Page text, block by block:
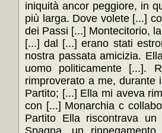
iniquità ancor peggiore, in
più larga. Dove volete [...]
dei Passi [...] Montecitorio,
[...] dal [...] erano stati
nostra passata amicizia.
uomo politicamente [...].
rimproverato a me, durante
Partito; [...] Ella mi aveva
con [...] Monarchia c
Partito Ella riscontrava